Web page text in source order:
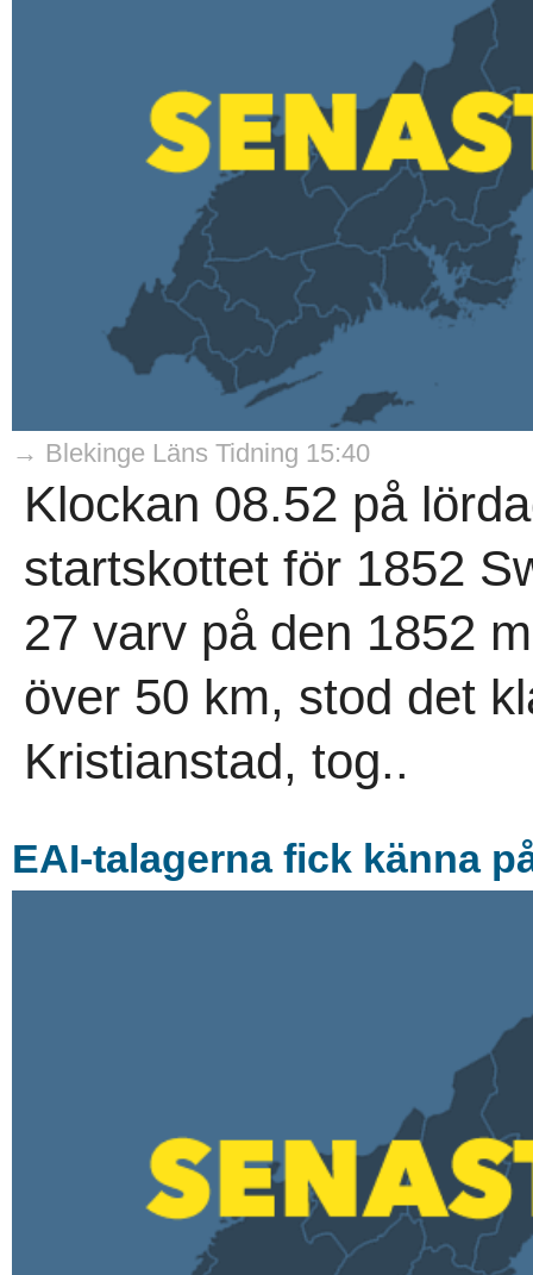
→ Blekinge Läns Tidning 15:40
Klockan 08.52 på
startskottet för 1852
27 varv på den 1852
över 50 km, stod det
Kristianstad, tog..
EAI-talagerna fick känna